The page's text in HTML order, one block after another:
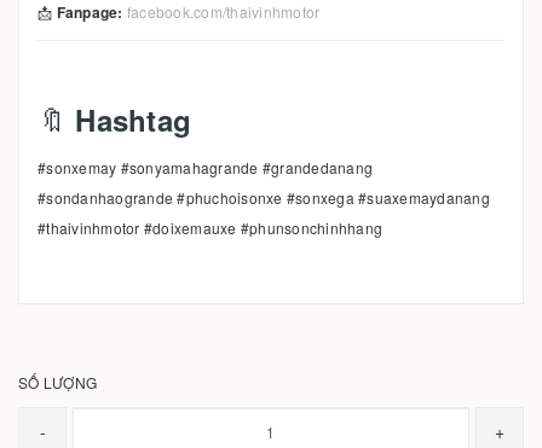
📩 Fanpage: facebook.com/thaivinhmotor
🔖 Hashtag
#sonxemay #sonyamahagrande #grandedanang
#sondanhaogrande #phuchoisonxe #sonxega #suaxemaydanang
#thaivinhmotor #doixemauxe #phunsonchinhhang
SỐ LƯỢNG
- +